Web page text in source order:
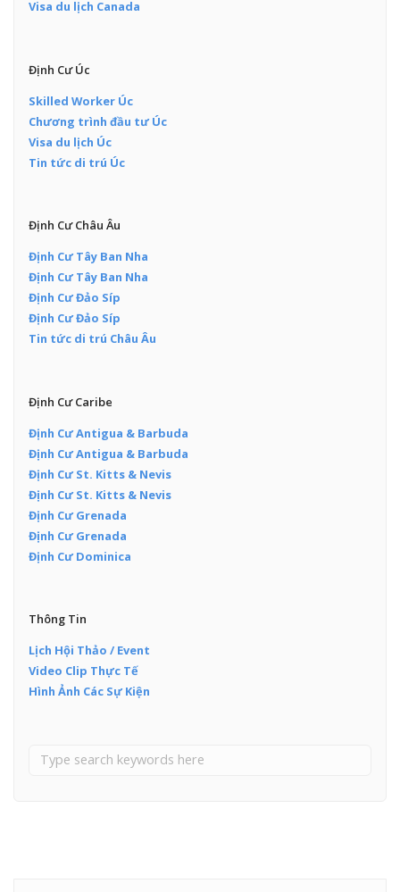
Visa du lịch Canada
Định Cư Úc
Skilled Worker Úc
Chương trình đầu tư Úc
Visa du lịch Úc
Tin tức di trú Úc
Định Cư Châu Âu
Định Cư Tây Ban Nha
Định Cư Tây Ban Nha
Định Cư Đảo Síp
Định Cư Đảo Síp
Tin tức di trú Châu Âu
Định Cư Caribe
Định Cư Antigua & Barbuda
Định Cư Antigua & Barbuda
Định Cư St. Kitts & Nevis
Định Cư St. Kitts & Nevis
Định Cư Grenada
Định Cư Grenada
Định Cư Dominica
Thông Tin
Lịch Hội Thảo / Event
Video Clip Thực Tế
Hình Ảnh Các Sự Kiện